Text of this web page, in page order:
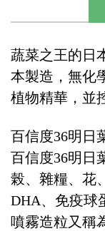
蔬菜之王的日
本製造，無化
植物精華，並
百信度36明日
百信度36明日
榖、雜糧、花
DHA、免疫球
噴霧造粒又稱